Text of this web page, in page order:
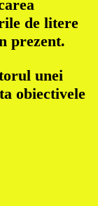
de litere
prezent.
unei
obiectivele